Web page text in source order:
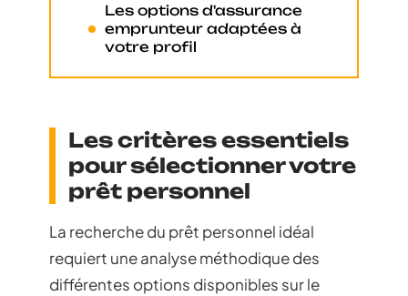
Les options d'assurance
emprunteur adaptées à
votre profil
Les critères essentiels
pour sélectionner votre
prêt personnel
La recherche du prêt personnel idéal
requiert une analyse méthodique des
différentes options disponibles sur le